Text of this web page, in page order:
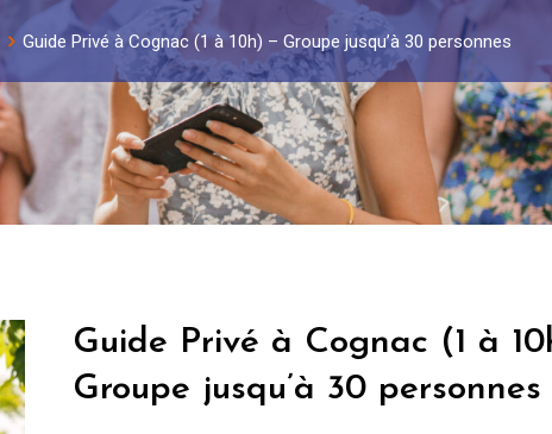
Guide Privé à Cognac (1 à 10h) – Groupe jusqu’à 30 personnes
Guide Privé à Cognac (1 à
Groupe jusqu’à 30 personnes